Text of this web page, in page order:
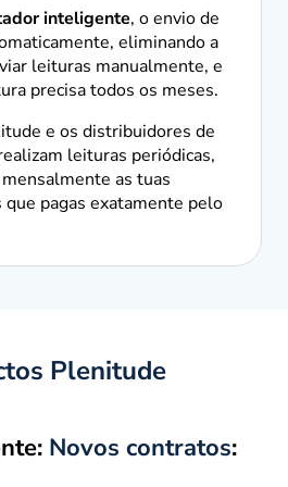
inteligente, o envio de
eliminando a
leituras manualmente, e
precisa todos os meses.
e os distribuidores de
leituras periódicas,
as tuas
pagas exatamente pelo
Plenitude
Novos contratos: